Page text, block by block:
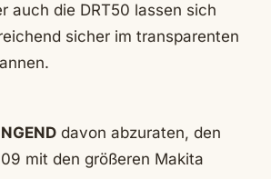
auch die DRT50 lassen sich
sicher im transparenten
davon abzuraten, den
mit den größeren Makita